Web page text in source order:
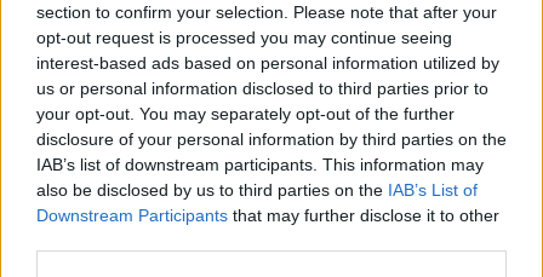
section to confirm your selection. Please note that after your
opt-out request is processed you may continue seeing
interest-based ads based on personal information utilized by
us or personal information disclosed to third parties prior to
your opt-out. You may separately opt-out of the further
disclosure of your personal information by third parties on the
IAB’s list of downstream participants. This information may
also be disclosed by us to third parties on the IAB’s List of
Downstream Participants that may further disclose it to other
folytatódott a gazdaság fehéredése, részben az
online számlázásnak köszönhetően.
Fél éve működik élesben és üzemszerűen, mindenféle
negatív visszhang nélkül az online számla rendszere, ami a
kormány legújabb csodafegyvere a feketegazdaság elleni
harcban. A bevezetése óta nem hallottunk sokat az új
rendszerről, pedig nagyon úgy tűnik, hogy teszi a dolgát,